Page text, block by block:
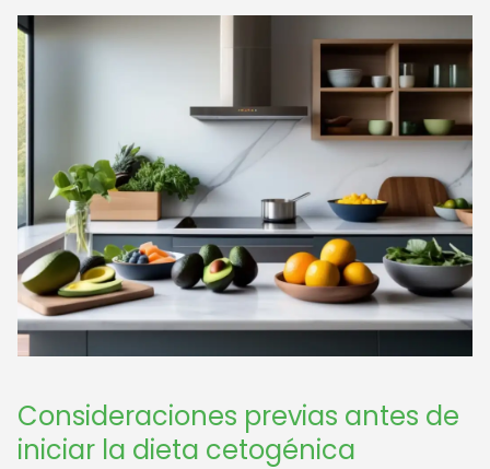
Consideraciones previas antes de
iniciar la dieta cetogénica